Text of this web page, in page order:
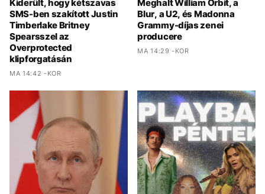
Kiderült, hogy kétszavas
SMS-ben szakított Justin
Timberlake Britney
Spearsszel az
Overprotected
klipforgatásán
MA 14:42 -KOR
Meghalt William Orbit, a
Blur, a U2, és Madonna
Grammy-díjas zenei
producere
MA 14:29 -KOR